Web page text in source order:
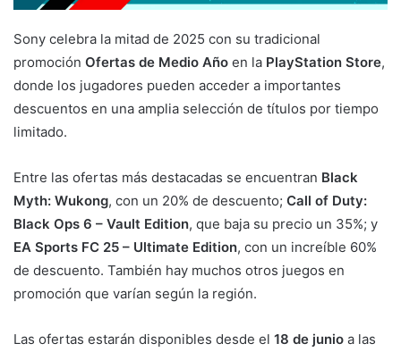
Sony celebra la mitad de 2025 con su tradicional
promoción Ofertas de Medio Año en la PlayStation Store,
donde los jugadores pueden acceder a importantes
descuentos en una amplia selección de títulos por tiempo
limitado.
Entre las ofertas más destacadas se encuentran Black
Myth: Wukong, con un 20% de descuento; Call of Duty:
Black Ops 6 – Vault Edition, que baja su precio un 35%; y
EA Sports FC 25 – Ultimate Edition, con un increíble 60%
de descuento. También hay muchos otros juegos en
promoción que varían según la región.
Las ofertas estarán disponibles desde el 18 de junio a las